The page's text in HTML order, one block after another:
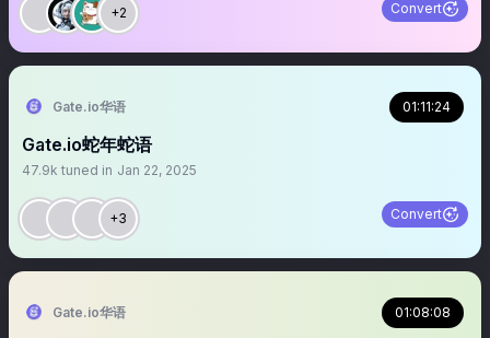
+2 Convert
Gate.io华语 01:11:24
Gate.io蛇年蛇语
47.9k tuned in Jan 22, 2025
+3 Convert
Gate.io华语 01:08:08